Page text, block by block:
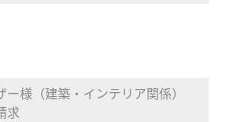
ー様（建築・インテリア関係）
求